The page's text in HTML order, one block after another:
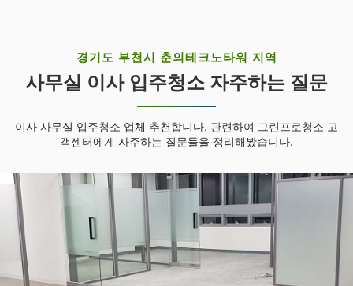
경기도 부천시 춘의테크노타워 지역
사무실 이사 입주청소 자주하는 질문
이사 사무실 입주청소 업체 추천합니다. 관련하여 그린프로청소 고
객센터에게 자주하는 질문들을 정리해봤습니다.